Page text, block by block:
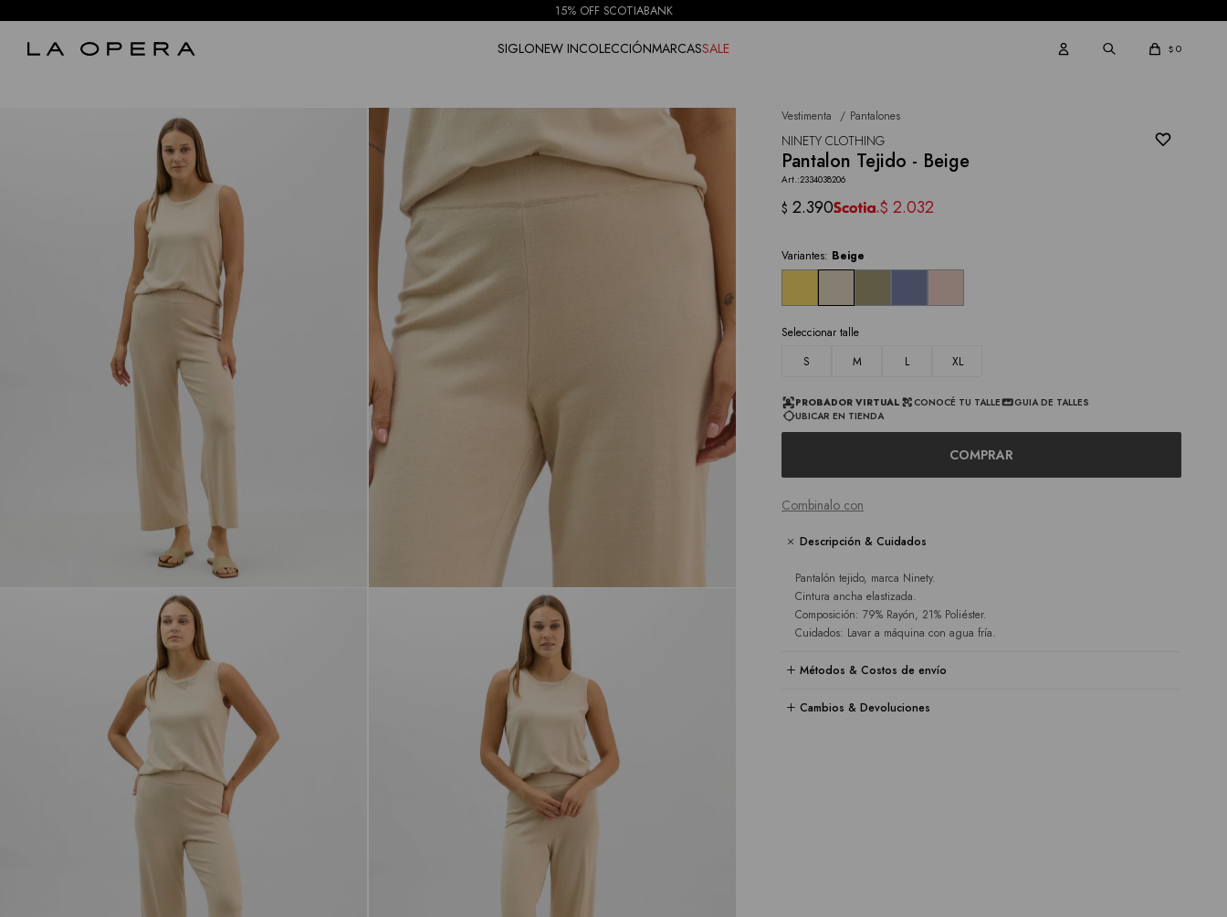
15% OFF SCOTIABANK
SIGLONEW INCOLECCIÓNMARCASSALE $ 0
Vestimenta Pantalones
NINETY CLOTHING
Pantalon Tejido - Beige
2334038206
$ 2.390 $ 2.032
Variantes: Beige
Seleccionar talle
S
M L XL
PROBADOR VIRTUAL CONOCÉ TU TALLE
GUIA DE TALLES
UBICAR EN TIENDA
COMPRAR
Combinalo con
Descripción & Cuidados
Pantalón tejido, marca Ninety.
Cintura ancha elastizada.
Composición: 79% Rayón, 21% Poliéster.
Cuidados: Lavar a máquina con agua fría.
Métodos & Costos de envío
Cambios & Devoluciones